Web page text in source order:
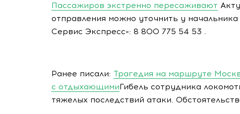
Пассажиров экстренно пересаживают
отправления можно уточнить у
Сервис Экспресс»: 8 800 775 54 53 .
Ранее писали: Трагедия на маршруте
с отдыхающимиГибель сотрудника
тяжелых последствий атаки.